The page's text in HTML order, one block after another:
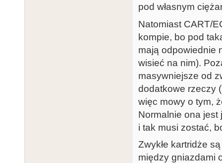
pod własnym
Natomiast CART/
kompie, bo pod
mają odpowiednie
wisieć na nim).
masywniejsze od
dodatkowe rzeczy
więc mowy o tym,
Normalnie ona jest
i tak musi zostać,
Zwykłe kartridże
między gniazdami